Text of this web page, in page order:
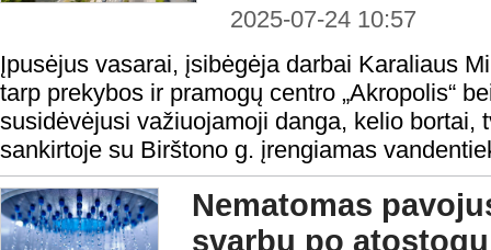
2025-07-24 10:57
Įpusėjus vasarai, įsibėgėja darbai Karaliaus
tarp prekybos ir pramogų centro „Akropolis“
susidėvėjusi važiuojamoji danga, kelio bortai,
sankirtoje su Birštono g. įrengiamas
Nematomas
svarbu po